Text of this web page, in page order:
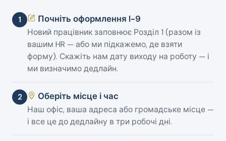
1 Почніть оформлення I-9
Новий працівник заповнює Розділ 1 (разом із
вашим HR — або ми підкажемо, де взяти
форму). Скажіть нам дату виходу на роботу — і
ми визначимо дедлайн.
2 Оберіть місце і час
Наш офіс, ваша адреса або громадське місце —
і все це до дедлайну в три робочі дні.